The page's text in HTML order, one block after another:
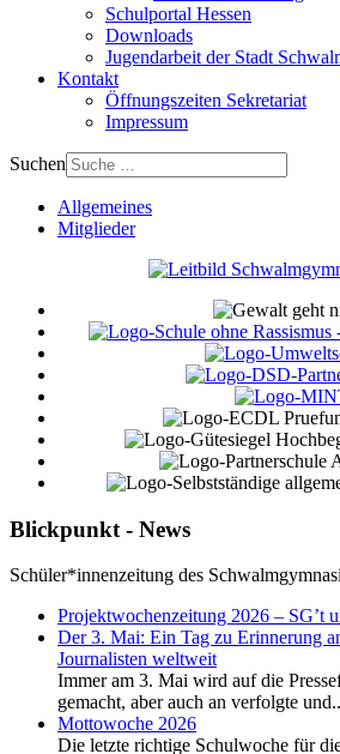
Schulportal Hessen
Downloads
Jugendarbeit der Stadt
Kontakt
Öffnungszeiten Sekretariat
Impressum
Suchen
Allgemeines
Mitglieder
Blickpunkt - News
Schüler*innenzeitung des
Projektwochenzeitung 2026 – SG’t
Der 3. Mai: Ein Tag zu Erinnerung
Journalisten weltweit
Immer am 3. Mai wird auf die
gemacht, aber auch an verfolgte
Mottowoche 2026
Die letzte richtige Schulwoche für